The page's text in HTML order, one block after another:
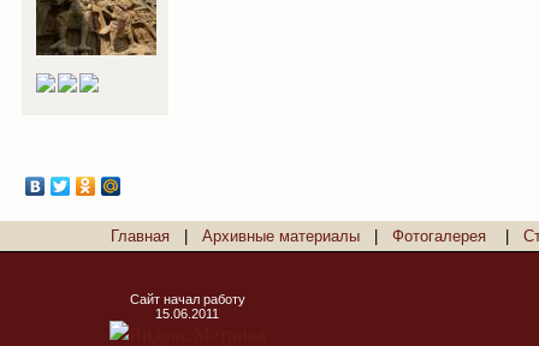
Главная Архивные материалы Фотогалерея
Сайт начал работу
15.06.2011